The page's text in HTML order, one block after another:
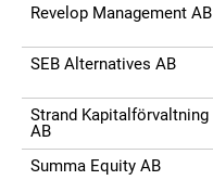
Revelop Management AB
SEB Alternatives AB
Strand Kapitalförvaltning
AB
Summa Equity AB